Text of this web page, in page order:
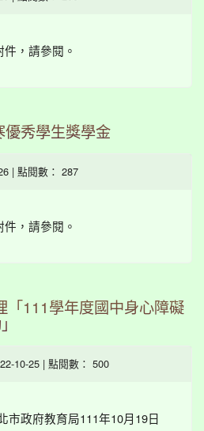
，請參閱。
優秀學生獎學金
| 點閱數： 287
，請參閱。
「111學年度國中身心障礙
10-25 | 點閱數： 500
政府教育局111年10月19日